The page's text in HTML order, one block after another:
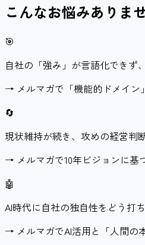
こんなお悩みありま
🎯
自社の「強み」が言語化できず
→ メルマガで「機能的ドメイ
🔄
現状維持が続き、攻めの経営判
→ メルマガで10年ビジョンに基
🤖
AI時代に自社の独自性をどう打
→ メルマガでAI活用と「人間の